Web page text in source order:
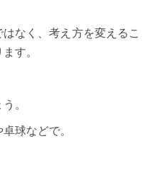
なく、考え方を変えるこ
す。
。
球などで。